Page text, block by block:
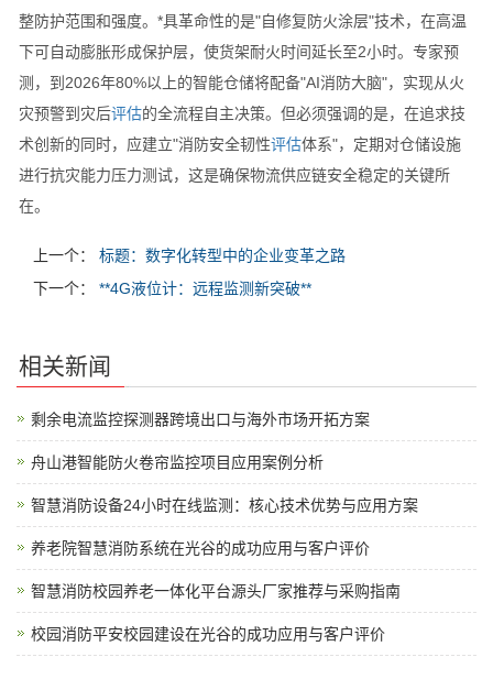
整防护范围和强度。*具革命性的是"自修复防火涂层"技术，在高温
下可自动膨胀形成保护层，使货架耐火时间延长至2小时。专家预
测，到2026年80%以上的智能仓储将配备"AI消防大脑"，实现从火
灾预警到灾后评估的全流程自主决策。但必须强调的是，在追求技
术创新的同时，应建立"消防安全韧性评估体系"，定期对仓储设施
进行抗灾能力压力测试，这是确保物流供应链安全稳定的关键所
在。
上一个：
标题：数字化转型中的企业变革之路
下一个：
**4G液位计：远程监测新突破**
相关新闻
剩余电流监控探测器跨境出口与海外市场开拓方案
舟山港智能防火卷帘监控项目应用案例分析
智慧消防设备24小时在线监测：核心技术优势与应用方案
养老院智慧消防系统在光谷的成功应用与客户评价
智慧消防校园养老一体化平台源头厂家推荐与采购指南
校园消防平安校园建设在光谷的成功应用与客户评价